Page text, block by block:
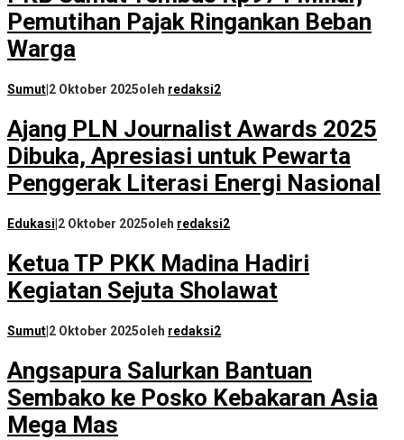
Pemutihan Pajak Ringankan Beban
Warga
Sumut|2 Oktober 2025oleh redaksi2
Ajang PLN Journalist Awards 2025
Dibuka, Apresiasi untuk Pewarta
Penggerak Literasi Energi Nasional
Edukasi 2 Oktober 2025oleh redaksi2
Ketua TP PKK Madina Hadiri
Kegiatan Sejuta Sholawat
Sumut 2 Oktober 2025oleh redaksi2
Angsapura Salurkan Bantuan
Sembako ke Posko Kebakaran Asia
Mega Mas